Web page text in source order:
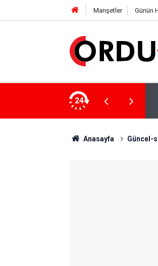
Manşetler Günün
24
KURUCU KADROSU AÇIKLANDI
Anasayfa Güncel-